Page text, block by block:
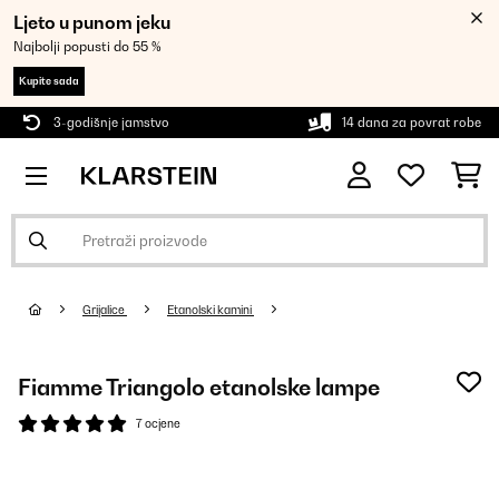
Ljeto u punom jeku
Najbolji popusti do 55 %
Kupite sada
3-godišnje jamstvo 14 dana za povrat robe
Grijalice Etanolski kamini
Fiamme Triangolo etanolske lampe
7 ocjene